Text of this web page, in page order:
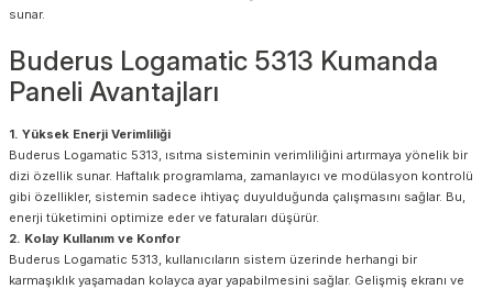
sunar.
Buderus Logamatic 5313 Kumanda
Paneli Avantajları
1. Yüksek Enerji Verimliliği
Buderus Logamatic 5313, ısıtma sisteminin verimliliğini artırmaya yönelik bir
dizi özellik sunar. Haftalık programlama, zamanlayıcı ve modülasyon kontrolü
gibi özellikler, sistemin sadece ihtiyaç duyulduğunda çalışmasını sağlar. Bu,
enerji tüketimini optimize eder ve faturaları düşürür.
2. Kolay Kullanım ve Konfor
Buderus Logamatic 5313, kullanıcıların sistem üzerinde herhangi bir
karmaşıklık yaşamadan kolayca ayar yapabilmesini sağlar. Gelişmiş ekranı ve